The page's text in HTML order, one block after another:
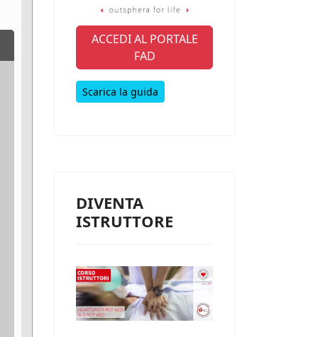
ACCEDI AL PORTALE
FAD
Scarica la guida
DIVENTA
ISTRUTTORE